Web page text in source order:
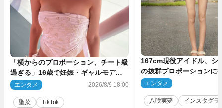
「横からのプロポーション、チート級
過ぎる」16歳で妊娠・ギャルモデ
ル、最新投稿にネット衝撃「美しすぎ
エンタメ 2026/8/9 18:00
聖菜 TikTok
167cm現役アイドル、シ
の抜群プロポーションに
ぎる」
エンタメ
八咲実夢 インスタグラ